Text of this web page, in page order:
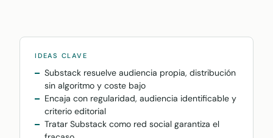
IDEAS CLAVE
Substack resuelve audiencia propia, distribución
sin algoritmo y coste bajo
Encaja con regularidad, audiencia identificable y
criterio editorial
Tratar Substack como red social garantiza el